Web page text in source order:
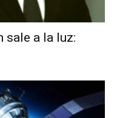
sale a la luz: